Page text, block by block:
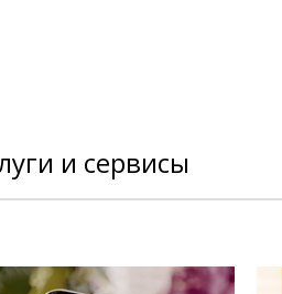
и сервисы